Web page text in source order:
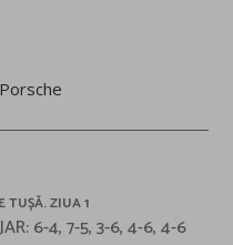
Porsche
TUȘĂ. ZIUA 1
6-4, 7-5, 3-6, 4-6, 4-6